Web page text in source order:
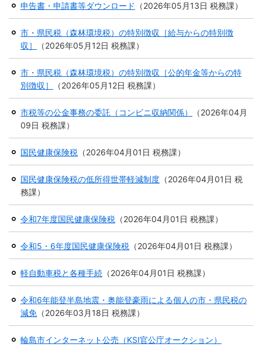
世界農業遺産 施設案内
市政情報
行政 教育行政
農業委員会 議会
選挙
防災
防災・救急
申告書・申請書等ダウンロード （2026年05月13日 税務課）
市・県民税（森林環境税）の特別徴収［給与からの特別徴
収］
（2026年05月12日 税務課）
市・県民税（森林環境税）の特別徴収［公的年金等からの特
別徴収］
（2026年05月12日 税務課）
市税等の公金事務の委託（コンビニ収納関係） （2026年04月
09日 税務課）
国民健康保険税 （2026年04月01日 税務課）
国民健康保険税の低所得世帯軽減制度 （2026年04月01日 税
務課）
令和7年度国民健康保険税 （2026年04月01日 税務課）
令和5・6年度国民健康保険税 （2026年04月01日 税務課）
軽自動車税と各種手続 （2026年04月01日 税務課）
令和6年能登半島地震・奥能登豪雨による個人の市・県民税の
減免 （2026年03月18日 税務課）
輪島市インターネット公売（KSI官公庁オークション）